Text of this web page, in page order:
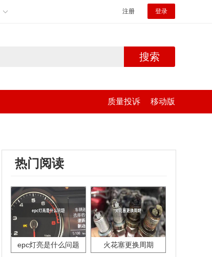
注册 登录
搜索
质量投诉 移动版
热门阅读
epc灯亮是什么问题 火花塞更换周期